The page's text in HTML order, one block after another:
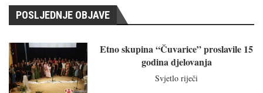
POSLJEDNJE OBJAVE
Etno skupina “Čuvarice” proslavile 15
godina djelovanja
Svjetlo riječi